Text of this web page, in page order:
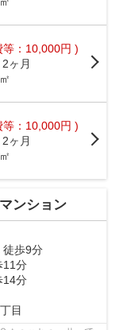
等：10,000円 )
2ヶ月
等：10,000円 )
2ヶ月
ンション
徒歩9分
11分
14分
目